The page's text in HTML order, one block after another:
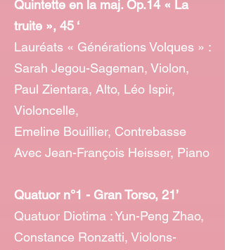
Quintette en la maj. Op.14 « La
truite », 45 ‘
Lauréats « Générations Volques » :
Sarah Jegou-Sageman, Violon,
Paul Zientara, Alto, Léo Ispir,
Violoncelle,
Emeline Bouillier, Contrebasse
Avec Jean-François Heisser, Piano
Quatuor n°1 - Gran Torso, 21’
Quatuor Diotima : Yun-Peng Zhao,
Constance Ronzatti, Violons-